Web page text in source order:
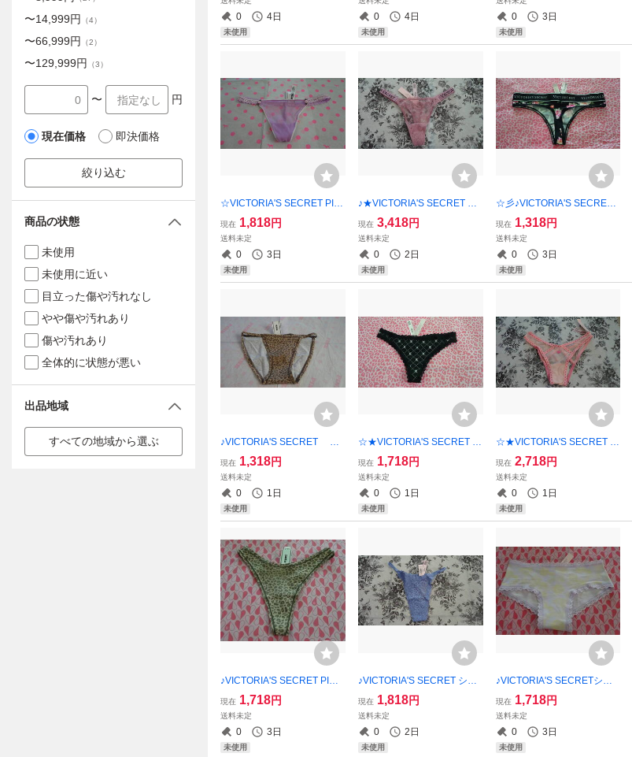
紙袋同封可能！！
0 4日
未使用
封可能！！
0 4日
未使用
封可能！！
0 3日
未使用
☆VICTORIA'S SECRET PIN
Kショーツ・XS★【新品未使
用】 ご希望の方にショップ
紙袋同封可能！！
現在 1,818円
送料未定
0 3日
未使用
♪★VICTORIA'S SECRET シ
ョーツ・S★【新品未使用】
ご希望の方にショップ紙袋同
封可能！！
現在 3,418円
送料未定
0 2日
未使用
☆彡♪VICTORIA'S SECRET
ショーツ・XS◎【新品未使
用】 ご希望の方にショップ
紙袋同封可能
現在 1,318円
送料未定
0 3日
未使用
♪VICTORIA'S SECRET PI
NK ショーツ・XS♪【新品
未使用】 ご希望の方にショ
ップ紙袋同封可能！！
現在 1,318円
送料未定
0 1日
未使用
☆★VICTORIA'S SECRET シ
ョーツ・XS♪【新品未使用】
ご希望の方にショップ紙袋同
封可能！！
現在 1,718円
送料未定
0 1日
未使用
☆★VICTORIA'S SECRET シ
ョーツ・XS★【新品未使
用】 ご希望の方にショップ
紙袋同封可能！！
現在 2,718円
送料未定
0 1日
未使用
♪VICTORIA'S SECRET PINK
ショーツ・XS☆彡♪★【新品
未使用】 ご希望の方にショ
ップ紙袋同封可能！！
現在 1,718円
送料未定
0 3日
未使用
♪VICTORIA'S SECRET ショ
ーツ・XS★★【新品未使
用】 ご希望の方にショップ
紙袋同封可能！！
現在 1,818円
送料未定
0 2日
未使用
♪VICTORIA'S SECRETショ
ーツ・XS☆♪★【新品未使
用】 ご希望の方にショップ
紙袋同封可能！！
現在 1,718円
送料未定
0 3日
未使用
〜14,999円 （4）
〜66,999円 （2）
〜129,999円 （3）
〜 円
現在価格 即決価格
絞り込む
商品の状態
未使用
未使用に近い
目立った傷や汚れなし
やや傷や汚れあり
傷や汚れあり
全体的に状態が悪い
出品地域
すべての地域から選ぶ